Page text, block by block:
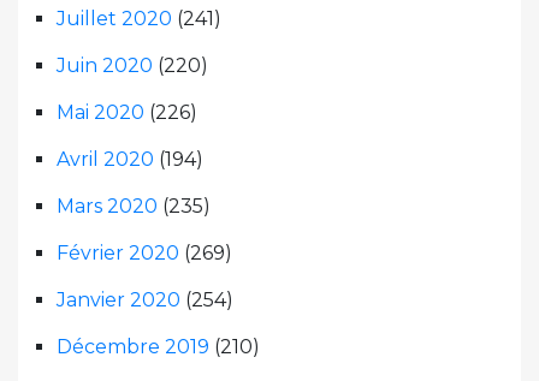
Juillet 2020 (241)
Juin 2020 (220)
Mai 2020 (226)
Avril 2020 (194)
Mars 2020 (235)
Février 2020 (269)
Janvier 2020 (254)
Décembre 2019 (210)